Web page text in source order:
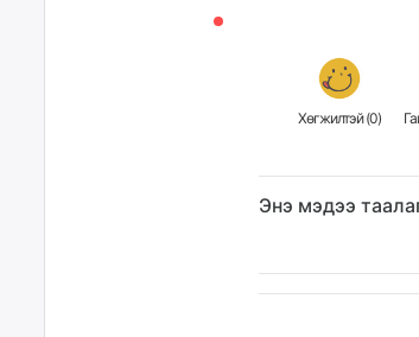
Хөгжилтэй (0)
Энэ мэдээ